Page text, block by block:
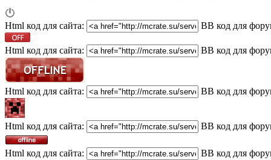
Html код для сайта: BB код для
Html код для сайта: BB код для
Html код для сайта: BB код для
Html код для сайта: BB код для
Html код для сайта: BB код для